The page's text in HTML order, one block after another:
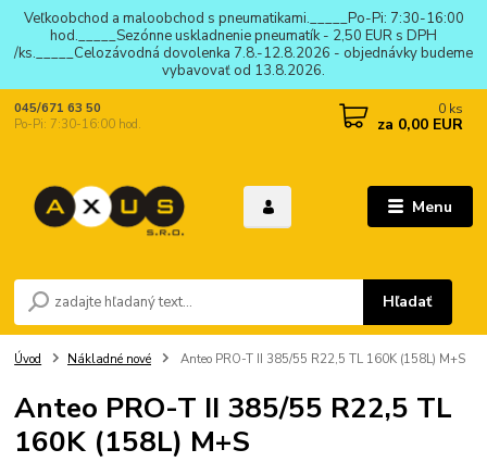
Veľkoobchod a maloobchod s pneumatikami._____Po-Pi: 7:30-16:00
hod._____Sezónne uskladnenie pneumatík - 2,50 EUR s DPH
/ks._____Celozávodná dovolenka 7.8.-12.8.2026 - objednávky budeme
vybavovať od 13.8.2026.
Menu
Hľadať
045/671 63 50
Po-Pi: 7:30-16:00 hod.
0 ks
za 0,00 EUR
Úvod Nákladné nové Anteo PRO-T II 385/55 R22,5 TL 160K (158L) M+S
Anteo PRO-T II 385/55 R22,5 TL
160K (158L) M+S